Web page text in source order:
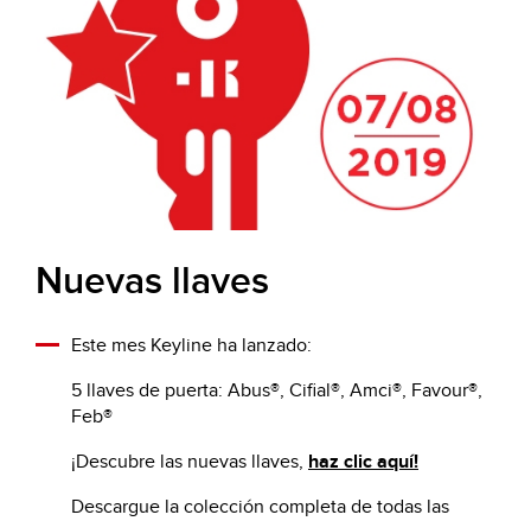
Nuevas llaves
Este mes Keyline ha lanzado:
5 llaves de puerta: Abus®, Cifial®, Amci®, Favour®,
Feb®
¡Descubre las nuevas llaves, haz clic aquí!
Descargue la colección completa de todas las